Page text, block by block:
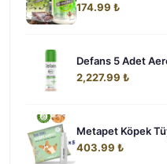
174.99 ₺
Defans 5 Adet
2,227.99 ₺
Metapet Köpek
403.99 ₺